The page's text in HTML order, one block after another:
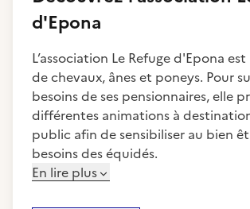
d'Epona
L’association Le Refuge d'Epona
de chevaux, ânes et poneys. Pour
besoins de ses pensionnaires, elle
différentes animations à
public afin de sensibiliser au bien
besoins des équidés.
En lire plus